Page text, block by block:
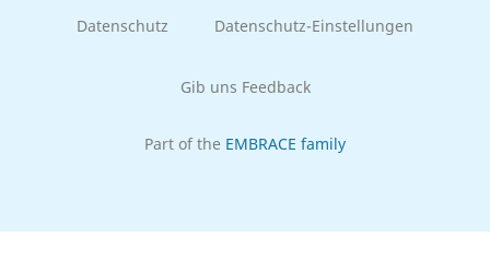
Datenschutz Datenschutz-Einstellungen
Gib uns Feedback
Part of the EMBRACE family